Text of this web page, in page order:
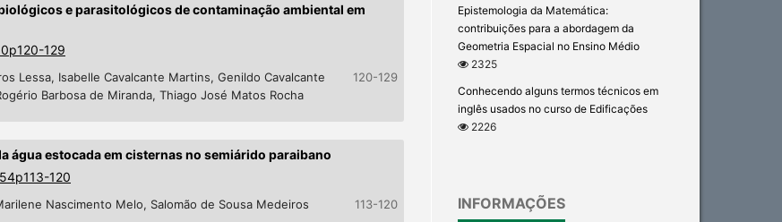
e parasitológicos de contaminação ambiental em
129
Lessa, Isabelle Cavalcante Martins, Genildo Cavalcante
Barbosa de Miranda, Thiago José Matos Rocha
120-129
água estocada em cisternas no semiárido paraibano
120
Nascimento Melo, Salomão de Sousa Medeiros
113-120
Epistemologia da Matemática:
contribuições para a abordagem da
Geometria Espacial no Ensino Médio
2325
Conhecendo alguns termos técnicos em
inglês usados no curso de Edificações
2226
INFORMAÇÕES